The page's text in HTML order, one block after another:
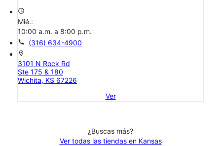
access_time
Mié.:
10:00 a.m. a 8:00 p.m.
call (316) 634-4900
location_on
3101 N Rock Rd
Ste 175 & 180
Wichita, KS 67226
Ver
¿Buscas más?
Ver todas las tiendas en Kansas